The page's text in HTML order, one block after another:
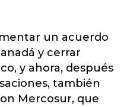
un acuerdo
y cerrar
y ahora, después
también
Mercosur, que